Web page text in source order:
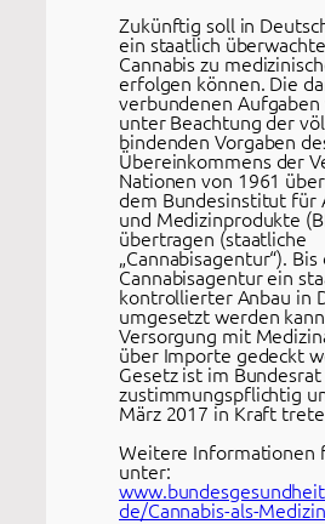
Zukünftig soll in
ein staatlich
Cannabis zu
erfolgen können. Die
verbundenen
unter Beachtung der
bindenden Vorgaben
Übereinkommens der
Nationen von 1961
dem Bundesinstitut für
und Medizinprodukte
übertragen (staatliche
„Cannabisagentur“).
Cannabisagentur ein
kontrollierter Anbau in
umgesetzt werden
Versorgung mit
über Importe gedeckt
Gesetz ist im
zustimmungspflichtig
März 2017 in Kraft
Weitere Informationen
unter:
de/Cannabis-als-Medizin